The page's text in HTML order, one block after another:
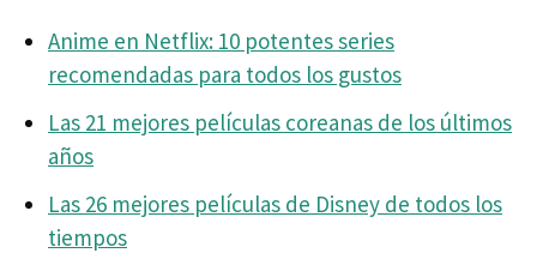
Anime en Netflix: 10 potentes series
recomendadas para todos los gustos
Las 21 mejores películas coreanas de los últimos
años
Las 26 mejores películas de Disney de todos los
tiempos